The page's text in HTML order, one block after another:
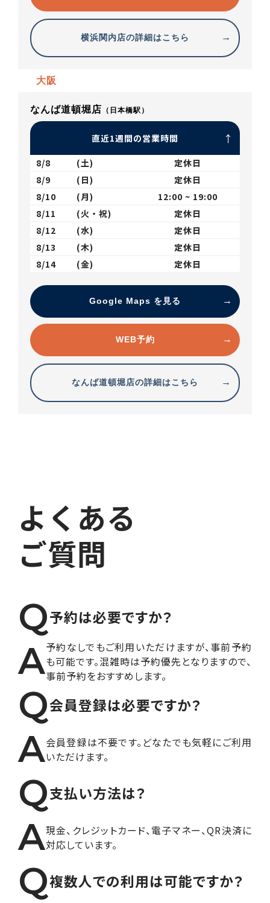
横浜関内店の詳細はこちら
大阪
なんば道頓堀店 （日本橋駅）
直近1週間の営業時間
8/8 (土)
定休日
8/9
(日)
定休日
8/10
(月)
12:00 ~ 19:00
8/11
(火・祝)
定休日
8/12
(水)
定休日
8/13
(木)
定休日
8/14
(金) 定休日
Google Maps を見る
WEB予約
なんば道頓堀店の詳細はこちら
よくある
ご質問
Q予約は必要ですか？
A予約なしでもご利用いただけますが、事前予約
も可能です。混雑時は予約優先となりますので、
事前予約をおすすめします。
Q会員登録は必要ですか？
A会員登録は不要です。どなたでも気軽にご利用
いただけます。
Q支払い方法は？
A現金、クレジットカード、電子マネー、QR決済に
対応しています。
Q複数人での利用は可能ですか？